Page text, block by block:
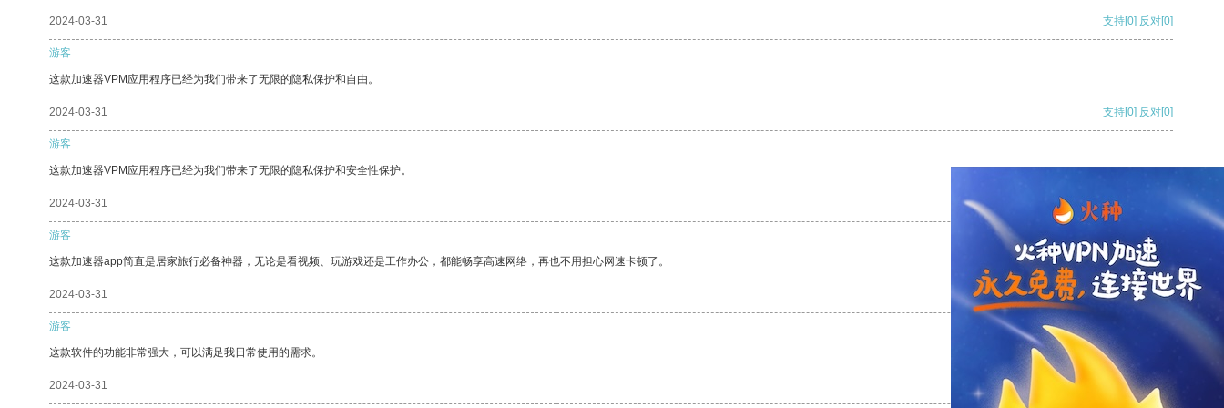
2024-03-31 支持[0] 反对[0]
游客
这款加速器VPM应用程序已经为我们带来了无限的隐私保护和自由。
2024-03-31 支持[0] 反对[0]
游客
这款加速器VPM应用程序已经为我们带来了无限的隐私保护和安全性保护。
2024-03-31 支持
游客
这款加速器app简直是居家旅行必备神器，无论是看视频、玩游戏还是工作办公，都能畅享高速网络，再也不用担心网速卡顿了。
2024-03-31 支持[0] 反对[0]
游客
这款软件的功能非常强大，可以满足我日常使用的需求。
2024-03-31 支持[0] 反对[0]